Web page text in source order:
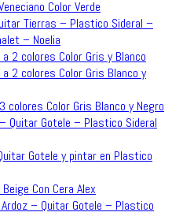
Color Verde
Tierras – Plastico Sideral –
– Noelia
2 colores Color Gris y Blanco
2 colores Color Gris Blanco y
colores Color Gris Blanco y Negro
Quitar Gotele – Plastico Sideral
Gotele y pintar en Plastico
Con Cera Alex
– Quitar Gotele – Plastico